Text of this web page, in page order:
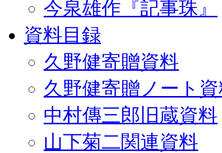
今泉雄作『記事珠』
資料目録
久野健寄贈資料
久野健寄贈ノート
中村傳三郎旧蔵資料
山下菊二関連資料